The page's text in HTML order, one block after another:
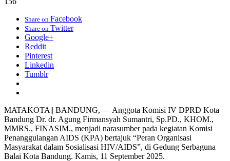
Share on Facebook
Share on Twitter
Google+
Reddit
Pinterest
Linkedin
Tumblr
MATAKOTA|| BANDUNG, — Anggota Komisi IV DPRD Kota
Bandung Dr. dr. Agung Firmansyah Sumantri, Sp.PD., KHOM.,
MMRS., FINASIM., menjadi narasumber pada kegiatan Komisi
Penanggulangan AIDS (KPA) bertajuk “Peran Organisasi
Masyarakat dalam Sosialisasi HIV/AIDS”, di Gedung Serbaguna
Balai Kota Bandung. Kamis, 11 September 2025.